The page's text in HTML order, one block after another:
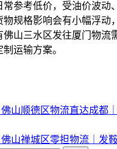
常参考低价，受油价波动
规格影响会有小幅浮动
佛山三水区发往厦门物流
运输方案。
佛山顺德区物流直达成都
佛山禅城区零担物流｜发
司
司